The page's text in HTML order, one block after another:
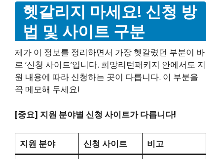
헷갈리지 마세요! 신청 방
법 및 사이트 구분
제가 이 정보를 정리하면서 가장 헷갈렸던 부분이 바
로 ‘신청 사이트’입니다. 희망리턴패키지 안에서도 지
원 내용에 따라 신청하는 곳이 다릅니다. 이 부분을
꼭 메모해 두세요!
[중요] 지원 분야별 신청 사이트가 다릅니다!
지원 분야 신청 사이트
비고